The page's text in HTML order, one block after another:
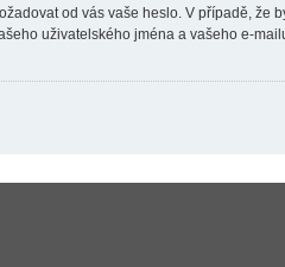
od vás vaše heslo. V případě, že
uživatelského jména a vašeho e-